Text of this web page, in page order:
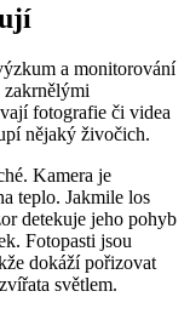
a monitorování
zakrnělými
fotografie či videa
nějaký živočich.
Kamera je
teplo. Jakmile los
detekuje jeho pohyb
Fotopasti jsou
dokáží pořizovat
světlem.